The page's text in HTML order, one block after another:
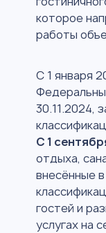
которое
работы
С 1 января
30.11.2024,
С 1
отдыха,
внесённые
гостей и
услугах на